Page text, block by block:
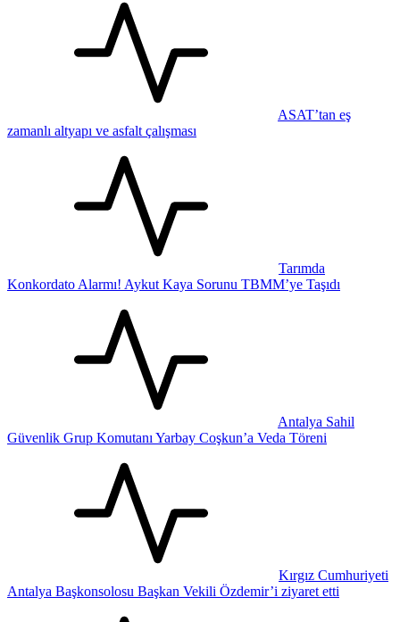
ASAT’tan eş
zamanlı altyapı ve asfalt çalışması
Tarımda
Konkordato Alarmı! Aykut Kaya Sorunu TBMM’ye Taşıdı
Antalya Sahil
Güvenlik Grup Komutanı Yarbay Coşkun’a Veda Töreni
Kırgız Cumhuriyeti
Antalya Başkonsolosu Başkan Vekili Özdemir’i ziyaret etti